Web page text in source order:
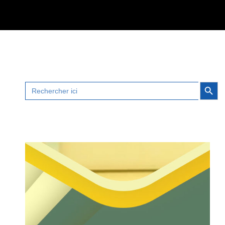
Search
for:
SEARCH